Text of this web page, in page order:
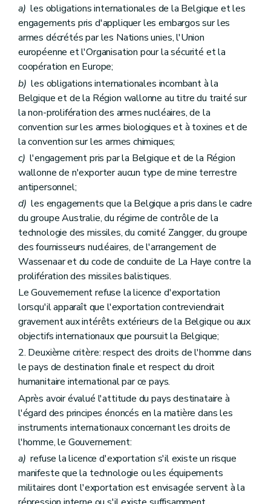
a) les obligations internationales de la Belgique et les
engagements pris d'appliquer les embargos sur les
armes décrétés par les Nations unies, l'Union
européenne et l'Organisation pour la sécurité et la
coopération en Europe;
b) les obligations internationales incombant à la
Belgique et de la Région wallonne au titre du traité sur
la non-prolifération des armes nucléaires, de la
convention sur les armes biologiques et à toxines et de
la convention sur les armes chimiques;
c) l'engagement pris par la Belgique et de la Région
wallonne de n'exporter aucun type de mine terrestre
antipersonnel;
d) les engagements que la Belgique a pris dans le cadre
du groupe Australie, du régime de contrôle de la
technologie des missiles, du comité Zangger, du groupe
des fournisseurs nucléaires, de l'arrangement de
Wassenaar et du code de conduite de La Haye contre la
prolifération des missiles balistiques.
Le Gouvernement refuse la licence d'exportation
lorsqu'il apparaît que l'exportation contreviendrait
gravement aux intérêts extérieurs de la Belgique ou aux
objectifs internationaux que poursuit la Belgique;
2. Deuxième critère: respect des droits de l'homme dans
le pays de destination finale et respect du droit
humanitaire international par ce pays.
Après avoir évalué l'attitude du pays destinataire à
l'égard des principes énoncés en la matière dans les
instruments internationaux concernant les droits de
l'homme, le Gouvernement:
a) refuse la licence d'exportation s'il existe un risque
manifeste que la technologie ou les équipements
militaires dont l'exportation est envisagée servent à la